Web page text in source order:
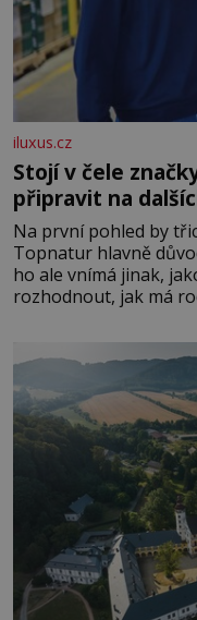
iluxus.cz
Stojí v čele
připravit na
Na první pohled by
Topnatur hlavně
ho ale vnímá jinak,
rozhodnout, jak má